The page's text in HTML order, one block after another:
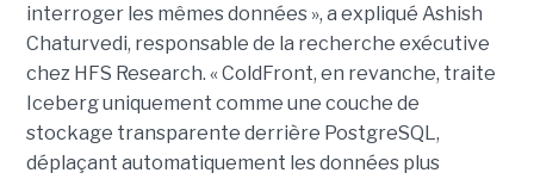
interroger les mêmes données », a expliqué Ashish
Chaturvedi, responsable de la recherche exécutive
chez HFS Research. « ColdFront, en revanche, traite
Iceberg uniquement comme une couche de
stockage transparente derrière PostgreSQL,
déplaçant automatiquement les données plus